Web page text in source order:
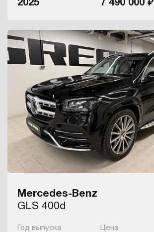
2025 7 490 000 ₽
Mercedes-Benz
GLS 400d
Год выпуска Цена